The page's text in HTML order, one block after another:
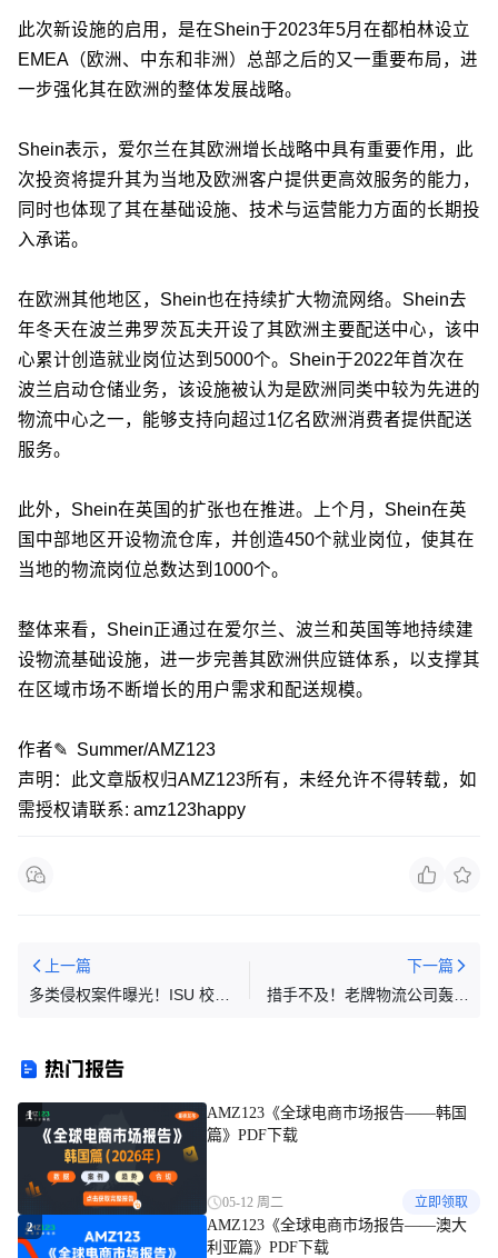
此次新设施的启用，是在Shein于2023年5月在都柏林设立
EMEA（欧洲、中东和非洲）总部之后的又一重要布局，进
一步强化其在欧洲的整体发展战略。
Shein表示，爱尔兰在其欧洲增长战略中具有重要作用，此
次投资将提升其为当地及欧洲客户提供更高效服务的能力，
同时也体现了其在基础设施、技术与运营能力方面的长期投
入承诺。
在欧洲其他地区，Shein也在持续扩大物流网络。Shein去
年冬天在波兰弗罗茨瓦夫开设了其欧洲主要配送中心，该中
心累计创造就业岗位达到5000个。Shein于2022年首次在
波兰启动仓储业务，该设施被认为是欧洲同类中较为先进的
物流中心之一，能够支持向超过1亿名欧洲消费者提供配送
服务。
此外，Shein在英国的扩张也在推进。上个月，Shein在英
国中部地区开设物流仓库，并创造450个就业岗位，使其在
当地的物流岗位总数达到1000个。
整体来看，Shein正通过在爱尔兰、波兰和英国等地持续建
设物流基础设施，进一步完善其欧洲供应链体系，以支撑其
在区域市场不断增长的用户需求和配送规模。
作者✎ Summer/AMZ123
声明：此文章版权归AMZ123所有，未经允许不得转载，如
需授权请联系: amz123happy
上一篇
多类侵权案件曝光！ISU 校
雷区来袭！
下一篇
措手不及！老牌物流公司轰然
热门报告
1
AMZ123《全球电商市场报告——韩国
篇》PDF下载
05-12 周二 立即领取
2
AMZ123《全球电商市场报告——澳大
利亚篇》PDF下载